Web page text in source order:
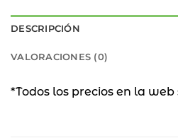
DESCRIPCIÓN
VALORACIONES (0)
*Todos los precios en la